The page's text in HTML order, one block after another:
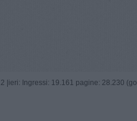
| ieri: Ingressi: 19.161 pagine: 28.230